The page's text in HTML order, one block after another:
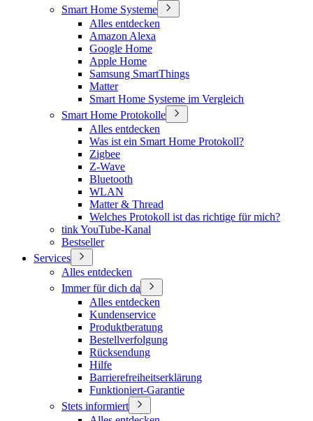
Smart Home Systeme
Alles entdecken
Amazon Alexa
Google Home
Apple Home
Samsung SmartThings
Matter
Smart Home Systeme im Vergleich
Smart Home Protokolle
Alles entdecken
Was ist ein Smart Home Protokoll?
Zigbee
Z-Wave
Bluetooth
WLAN
Matter & Thread
Welches Protokoll ist das richtige für mich?
tink YouTube-Kanal
Bestseller
Services
Alles entdecken
Immer für dich da
Alles entdecken
Kundenservice
Produktberatung
Bestellverfolgung
Rücksendung
Hilfe
Barrierefreiheitserklärung
Funktioniert-Garantie
Stets informiert